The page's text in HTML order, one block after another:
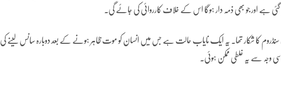
ہے اور جو بھی ذمہ دار ہوگا اس کے خلاف کارروائی کی جائے گی۔
سنڈروم کا شکار تھا۔ یہ ایک نایاب حالت ہے جس میں انسان کو موت ظاہر ہونے کے بعد دوبارہ سانس لینے کی
سے یہ غلطی ممکن ہوئی۔